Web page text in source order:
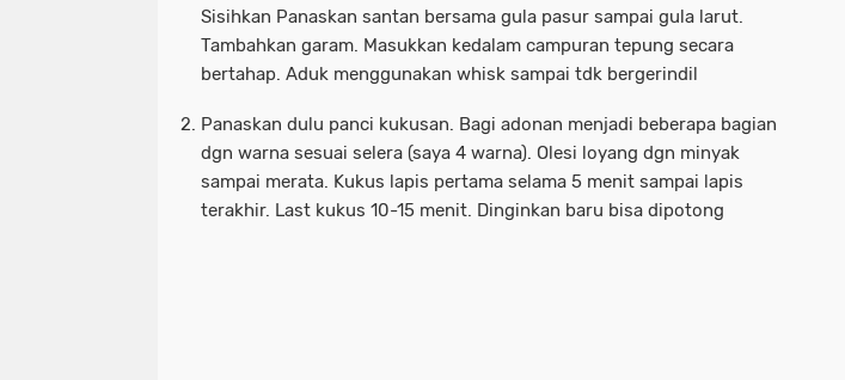
Sisihkan Panaskan santan bersama gula pasur sampai gula larut.
Tambahkan garam. Masukkan kedalam campuran tepung secara
bertahap. Aduk menggunakan whisk sampai tdk bergerindil
Panaskan dulu panci kukusan. Bagi adonan menjadi beberapa bagian
dgn warna sesuai selera (saya 4 warna). Olesi loyang dgn minyak
sampai merata. Kukus lapis pertama selama 5 menit sampai lapis
terakhir. Last kukus 10-15 menit. Dinginkan baru bisa dipotong